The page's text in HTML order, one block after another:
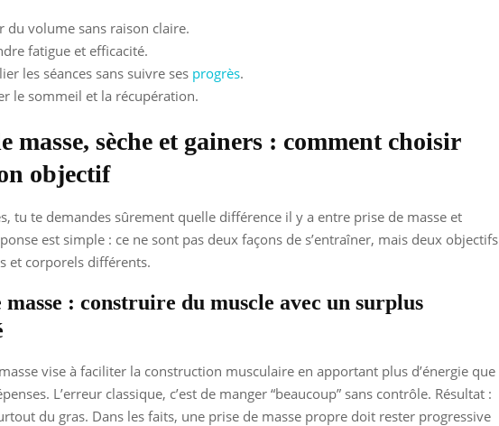
du volume sans raison claire.
fatigue et efficacité.
les séances sans suivre ses progrès.
le sommeil et la récupération.
masse, sèche et gainers : comment choisir
objectif
tu te demandes sûrement quelle différence il y a entre prise de masse et
est simple : ce ne sont pas deux façons de s’entraîner, mais deux objectifs
et corporels différents.
masse : construire du muscle avec un surplus
vise à faciliter la construction musculaire en apportant plus d’énergie que
L’erreur classique, c’est de manger “beaucoup” sans contrôle. Résultat :
du gras. Dans les faits, une prise de masse propre doit rester progressive